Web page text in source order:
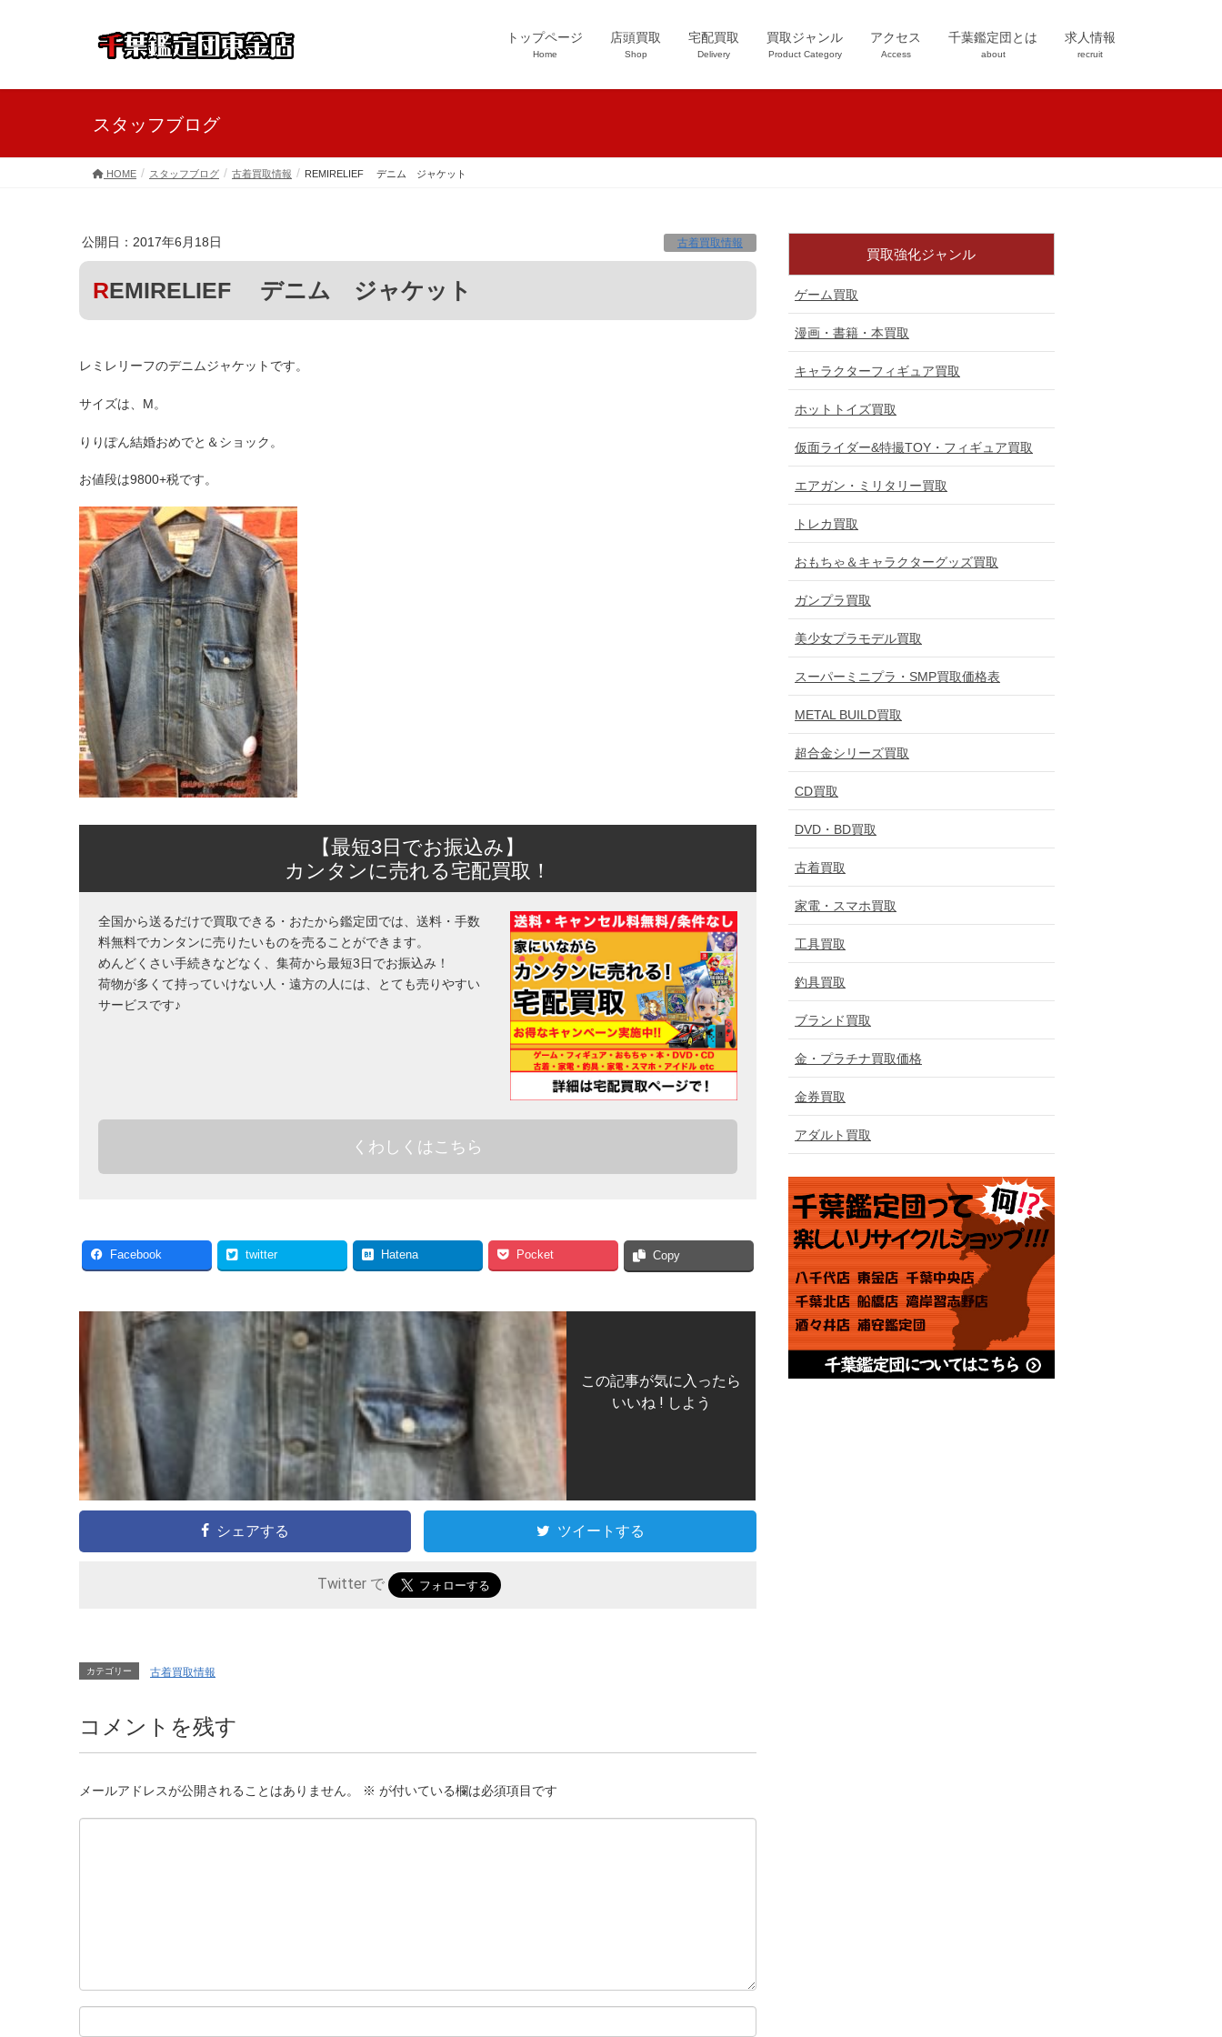
トップページ
Home
店頭買取
Shop
宅配買取
Delivery
買取ジャンル
Product Category
アクセス
Access
千葉鑑定団とは
about
求人情報
recruit
スタッフブログ
HOME スタッフブログ 古着買取情報 REMIRELIEF デニム ジャケット
公開日：2017年6月18日 古着買取情報
REMIRELIEF デニム ジャケット
レミレリーフのデニムジャケットです。
サイズは、M。
りりぽん結婚おめでと＆ショック。
お値段は9800+税です。
【最短3日でお振込み】
カンタンに売れる宅配買取！
全国から送るだけで買取できる・おたから鑑定団では、送料・手数
料無料でカンタンに売りたいものを売ることができます。
めんどくさい手続きなどなく、集荷から最短3日でお振込み！
荷物が多くて持っていけない人・遠方の人には、とても売りやすい
サービスです♪
くわしくはこちら
Facebook twitter Hatena Pocket Copy
この記事が気に入ったら
いいね ! しよう
シェアする ツイートする
Twitter で
カテゴリー 古着買取情報
コメントを残す
メールアドレスが公開されることはありません。 ※ が付いている欄は必須項目です
買取強化ジャンル
ゲーム買取
漫画・書籍・本買取
キャラクターフィギュア買取
ホットトイズ買取
仮面ライダー&特撮TOY・フィギュア買取
エアガン・ミリタリー買取
トレカ買取
おもちゃ＆キャラクターグッズ買取
ガンプラ買取
美少女プラモデル買取
スーパーミニプラ・SMP買取価格表
METAL BUILD買取
超合金シリーズ買取
CD買取
DVD・BD買取
古着買取
家電・スマホ買取
工具買取
釣具買取
ブランド買取
金・プラチナ買取価格
金券買取
アダルト買取